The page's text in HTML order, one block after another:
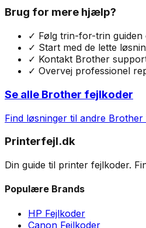
Brug for mere hjælp?
✓ Følg trin-for-trin
✓ Start med de lette
✓ Kontakt Brother
✓ Overvej professionel
Se alle Brother fejlkoder
Find løsninger til andre Brother
Printerfejl.dk
Din guide til printer fejlkoder.
Populære Brands
HP Fejlkoder
Canon Fejlkoder